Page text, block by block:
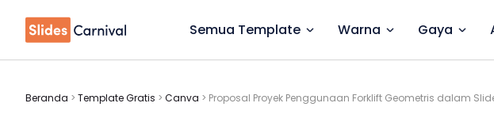
Semua Template Warna Gaya
Beranda > Template Gratis > Canva > Proposal Proyek Penggunaan Forklift Geometris dalam